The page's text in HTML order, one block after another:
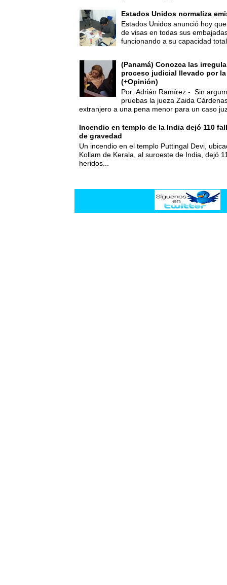
Estados Unidos normaliza
Estados Unidos anunció hoy
de visas en todas sus
funcionando a su capacidad
(Panamá) Conozca las
proceso judicial llevado por
(+Opinión)
Por: Adrián Ramírez - Sin
pruebas la jueza Zaida
extranjero a una pena menor para un caso
Incendio en templo de la India dejó 110
de gravedad
Un incendio en el templo Puttingal Devi,
Kollam de Kerala, al suroeste de India, dejó
heridos...